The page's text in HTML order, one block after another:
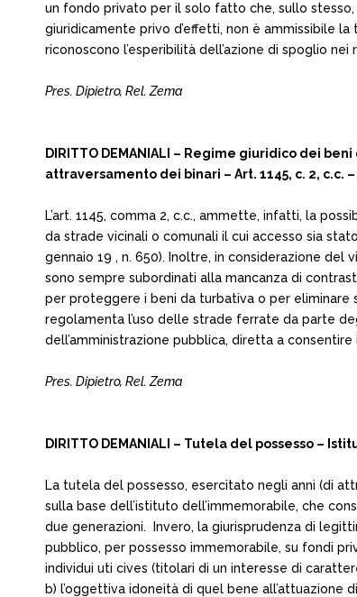
un fondo privato per il solo fatto che, sullo
giuridicamente privo d’effetti, non è ammissibile
riconoscono l’esperibilità dell’azione di spoglio
Pres. Dipietro, Rel. Zema
DIRITTO DEMANIALI – Regime giuridico dei
attraversamento dei binari – Art. 1145, c. 2, c.c.
L’art. 1145, comma 2, c.c., ammette, infatti, la
da strade vicinali o comunali il cui accesso sia
gennaio 19 , n. 650). Inoltre, in considerazione
sono sempre subordinati alla mancanza di
per proteggere i beni da turbativa o per eliminare
regolamenta l’uso delle strade ferrate da parte
dell’amministrazione pubblica, diretta a
Pres. Dipietro, Rel. Zema
DIRITTO DEMANIALI – Tutela del possesso –
La tutela del possesso, esercitato negli anni (di
sulla base dell’istituto dell’immemorabile, che
due generazioni. Invero, la giurisprudenza di
pubblico, per possesso immemorabile, su fondi
individui uti cives (titolari di un interesse di
b) l’oggettiva idoneità di quel bene all’attuazione